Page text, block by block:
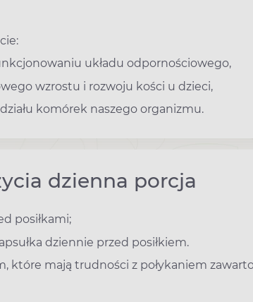
układu odpornościowego,
wzrostu i rozwoju kości u dzieci,
komórek naszego organizmu.
dzienna porcja
posiłkami;
dziennie przed posiłkiem.
które mają trudności z połykaniem